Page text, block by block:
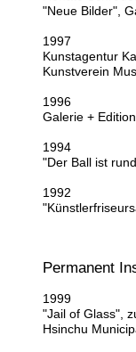
"Neue Bilder",
1997
Kunstagentur
Kunstverein
1996
Galerie +
1994
"Der Ball ist
1992
Permanent
1999
"Jail of Glass",
Hsinchu